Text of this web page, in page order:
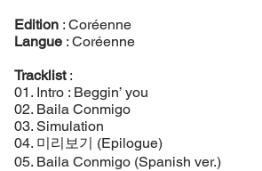
Edition: Coréenne
Langue: Coréenne
Tracklist:
01. Intro : Beggin’ you
02. Baila Conmigo
03. Simulation
04. 미리보기 (Epilogue)
05. Baila Conmigo (Spanish ver.)